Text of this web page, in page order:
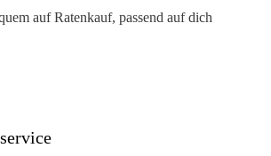
auf Ratenkauf, passend auf dich